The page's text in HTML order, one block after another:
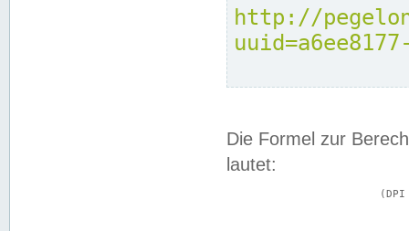
http://
Die Formel zur
lautet: